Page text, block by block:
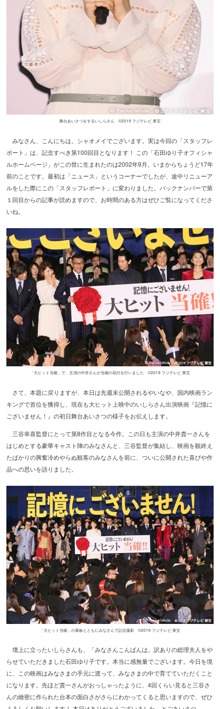
舞台あいさつをするいしらさん ©2019 フジテレビ 東宝
みなさん、こんにちは。シャオメイでございます。実は今回の「スタッフレ
ポート」は、記念すべき第100回目となります！ この「石田ゆり子オフィシャ
ルホームページ」がこの世に生まれたのは2002年9月。いまからちょうど17年
前のことです。最初は「ニュース」というコーナーでしたが、途中リニューア
ルをした際にこの「スタッフレポート」に変わりました。バックナンバーで第
１回目からの記事が読めますので、お時間のある方はぜひご覧になってくださ
いね。
「大ヒット当確」で、主演の中井さんが当確の花付を行いました ©2019 フジテレビ 東宝
さて、本題に戻りますが、本日は先週末公開されるやいなや、国内映画ラン
キングで首位を獲得し、現在も大ヒット上映中のいしらさん出演映画『記憶に
ございません！』の初日舞台あいさつの様子をお伝えします。
三谷幸喜監督にとって第8作目となる今作。この日も主演の中井貴一さんを
はじめとする豪華キャスト陣のみなさんと、三谷監督が集結し、映画を観終え
たばかりの興奮冷めやらぬ観客のみなさんを前に、ついに公開された喜びや作
品への思いを語りました。
「大ヒット当確」の看板とともにみなさんで記念撮影 ©2019 フジテレビ 東宝
壇上に立ったいしらさんも、「みなさんこんばんは。訳ありの総理夫人をや
らせていただきました石田ゆり子です。本当に感無量でございます。今日を境
に、この映画はみなさまの手元に渡って、みなさまの中で育てていただくこと
になります。先ほど貴一さんがおっしゃったように、4回くらい見ると三谷さ
んの緻密に作られた台本の面白さがさらにわかってくると思いますので、ぜひ